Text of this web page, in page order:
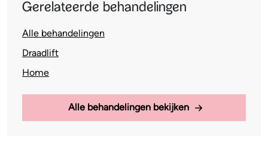
Gerelateerde behandelingen
Alle behandelingen
Draadlift
Home
Alle behandelingen bekijken